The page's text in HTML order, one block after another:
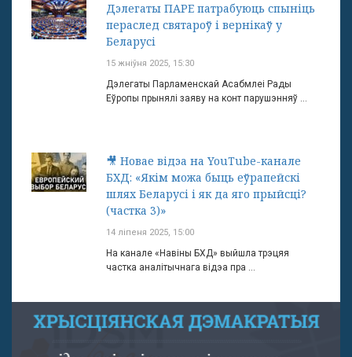
Дэлегаты ПАРЕ патрабуюць спыніць
пераслед святароў і вернікаў у
Беларусі
15 жніўня 2025, 15:30
Дэлегаты Парламенскай Асабмлеі Рады
Еўропы прынялі заяву на конт парушэнняў ...
🎥 Новае відэа на YouTube-канале
БХД: «Якім можа быць еўрапейскі
шлях Беларусі і як да яго прыйсці?
(частка 3)»
14 ліпеня 2025, 15:00
На канале «Навіны БХД» выйшла трэцяя
частка аналітычнага відэа пра ...